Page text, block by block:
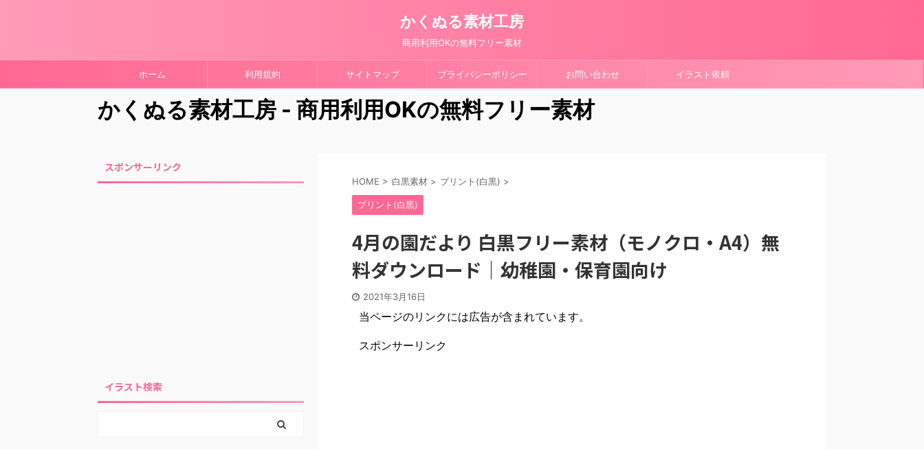
かくぬる素材工房
商用利用OKの無料フリー素材
ホーム 利用規約 サイトマップ プライバシーポリシー お問い合わせ イラスト依頼
かくぬる素材工房 - 商用利用OKの無料フリー素材
HOME > 白黒素材 > プリント(白黒) >
プリント(白黒)
4月の園だより 白黒フリー素材（モノクロ・A4）無
料ダウンロード｜幼稚園・保育園向け
2021年3月16日
当ページのリンクには広告が含まれています。
スポンサーリンク
スポンサーリンク
イラスト検索